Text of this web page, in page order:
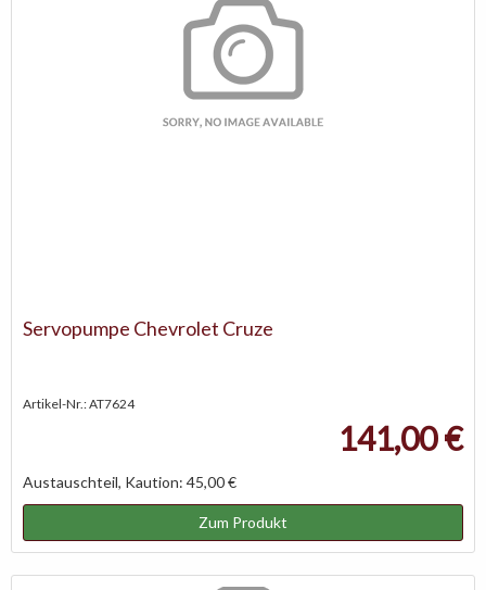
Servopumpe Chevrolet Cruze
Artikel-Nr.: AT7624
141,00 €
Austauschteil, Kaution: 45,00 €
Zum Produkt